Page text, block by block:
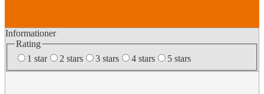
Informationer
Rating
1 star
2 stars 3 stars 4 stars 5 stars